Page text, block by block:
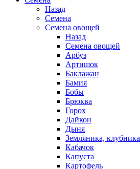
Назад
Семена
Семена овощей
Назад
Семена овощей
Арбуз
Артишок
Баклажан
Бамия
Бобы
Брюква
Горох
Дайкон
Дыня
Земляника, клубника
Кабачок
Капуста
Картофель